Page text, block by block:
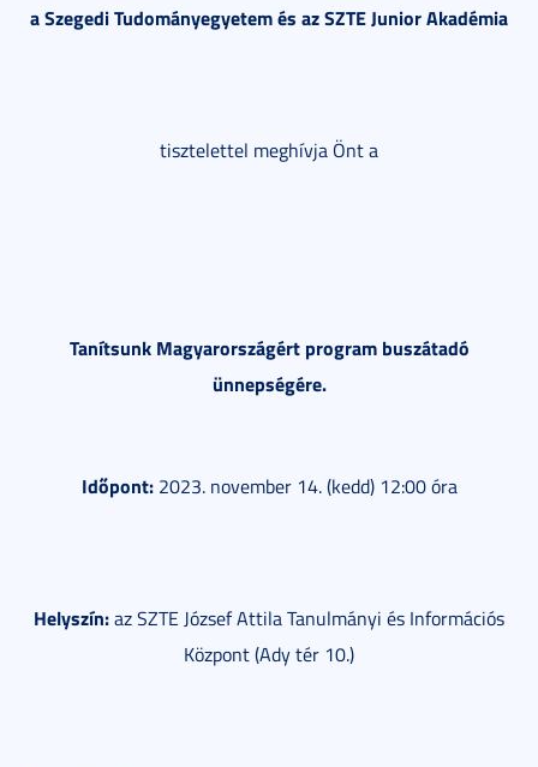
a Szegedi Tudományegyetem és az SZTE Junior Akadémia
tisztelettel meghívja Önt a
Tanítsunk Magyarországért program buszátadó
ünnepségére.
Időpont:2023. november 14. (kedd) 12:00 óra
Helyszín:az SZTE József Attila Tanulmányi és Információs
Központ (Ady tér 10.)